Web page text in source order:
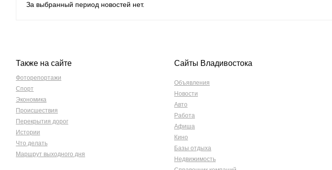
За выбранный период новостей нет.
Также на сайте
Фоторепортажи
Спорт
Экономика
Происшествия
Перекрытия дорог
Истории
Что делать
Маршрут выходного дня
Сайты Владивостока
Объявления
Новости
Авто
Работа
Афиша
Кино
Базы отдыха
Недвижимость